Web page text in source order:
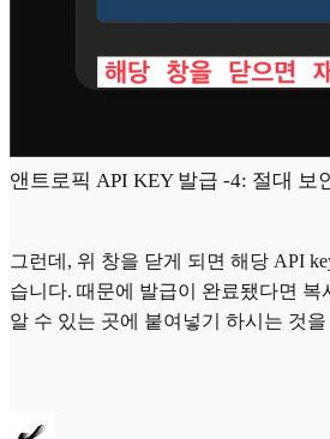
앤트로픽 API KEY 발급 -4: 절대 보
그런데, 위 창을 닫게 되면 해당 API
습니다. 때문에 발급이 완료됐다면 복
알 수 있는 곳에 붙여넣기 하시는 것